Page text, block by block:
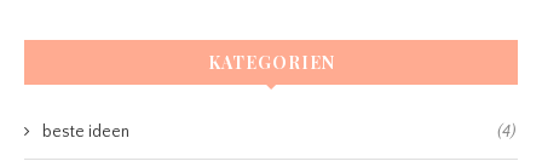
KATEGORIEN
beste ideen (4)